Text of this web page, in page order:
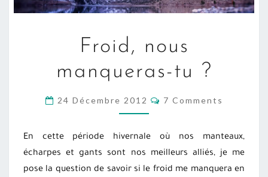
NOUS
TU
Froid, nous
manqueras-tu ?
24 Décembre 2012 COMMENTS
7 Comments
En cette période hivernale où nos manteaux,
écharpes et gants sont nos meilleurs alliés, je me
pose la question de savoir si le froid me manquera en